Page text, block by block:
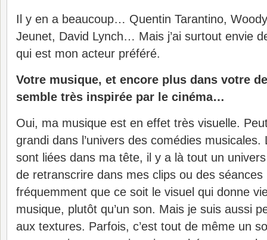
Il y en a beaucoup… Quentin Tarantino,
Jeunet, David Lynch… Mais j’ai surtout envie
qui est mon acteur préféré.
Votre musique, et encore plus dans votre
semble très inspirée par le cinéma…
Oui, ma musique est en effet très visuelle.
grandi dans l’univers des comédies musicales.
sont liées dans ma tête, il y a là tout un univers
de retranscrire dans mes clips ou des
fréquemment que ce soit le visuel qui donne
musique, plutôt qu’un son. Mais je suis aussi
aux textures. Parfois, c’est tout de même un